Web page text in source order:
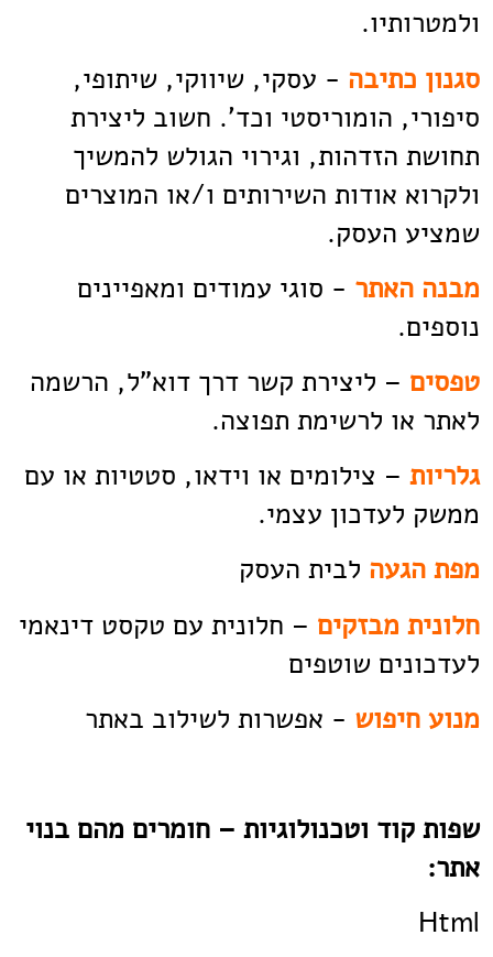
ולמטרותיו.
סגנון כתיבה - עסקי, שיווקי, שיתופי,
סיפורי, הומוריסטי וכד'. חשוב ליצירת
תחושת הזדהות, וגירוי הגולש להמשיך
ולקרוא אודות השירותים ו/או המוצרים
שמציע העסק.
מבנה האתר - סוגי עמודים ומאפיינים
נוספים.
טפסים – ליצירת קשר דרך דוא"ל, הרשמה
לאתר או לרשימת תפוצה.
גלריות – צילומים או וידאו, סטטיות או עם
ממשק לעדכון עצמי.
מפת הגעה לבית העסק
חלונית מבזקים – חלונית עם טקסט דינאמי
לעדכונים שוטפים
מנוע חיפוש - אפשרות לשילוב באתר
שפות קוד וטכנולוגיות – חומרים מהם בנוי
אתר:
Html